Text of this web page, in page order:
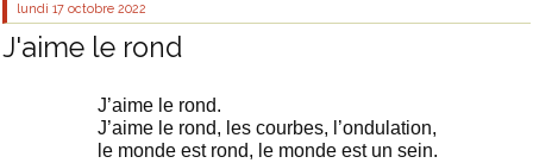
lundi 17 octobre 2022
J'aime le rond
J’aime le rond.
J’aime le rond, les courbes, l’ondulation,
le monde est rond, le monde est un sein.